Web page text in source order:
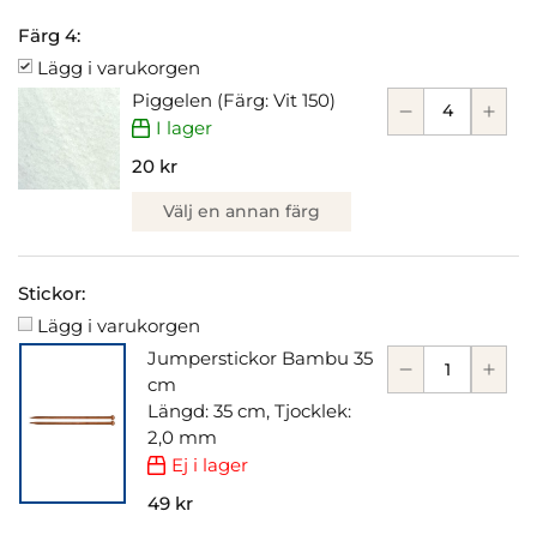
Färg 4:
Lägg i varukorgen
Piggelen (Färg: Vit 150)
I lager
20 kr
Välj en annan färg
Stickor:
Lägg i varukorgen
Jumperstickor Bambu 35
cm
Längd: 35 cm, Tjocklek:
2,0 mm
Ej i lager
49 kr